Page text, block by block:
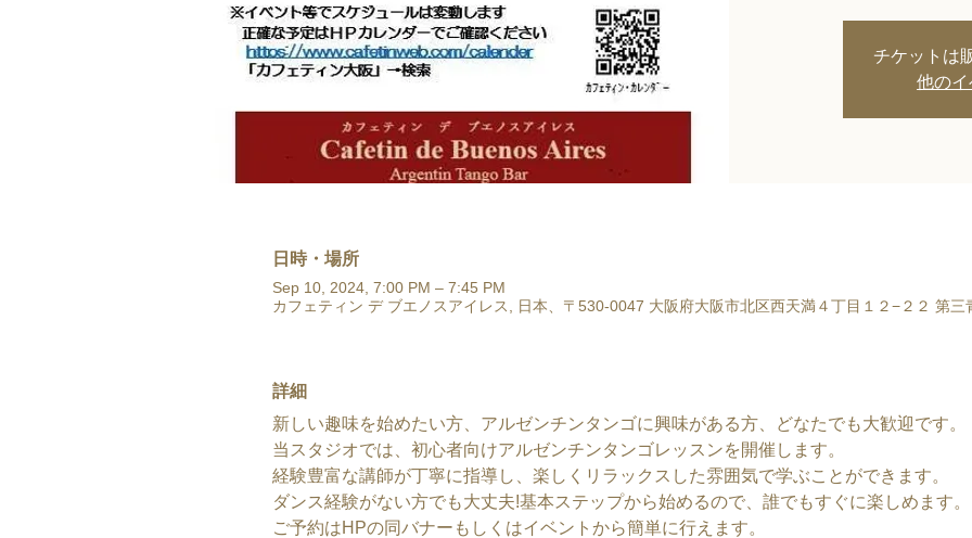
チケットは
他のイ
日時・場所
Sep 10, 2024, 7:00 PM – 7:45 PM
カフェティン デ ブエノスアイレス, 日本、〒530-0047 大阪府大阪市北区西天満４丁目１２−２２ 第三
詳細
新しい趣味を始めたい方、アルゼンチンタンゴに興味がある方、どなたでも大歓迎です。
当スタジオでは、初心者向けアルゼンチンタンゴレッスンを開催します。
経験豊富な講師が丁寧に指導し、楽しくリラックスした雰囲気で学ぶことができます。
ダンス経験がない方でも大丈夫!基本ステップから始めるので、誰でもすぐに楽しめます。
ご予約はHPの同バナーもしくはイベントから簡単に行えます。